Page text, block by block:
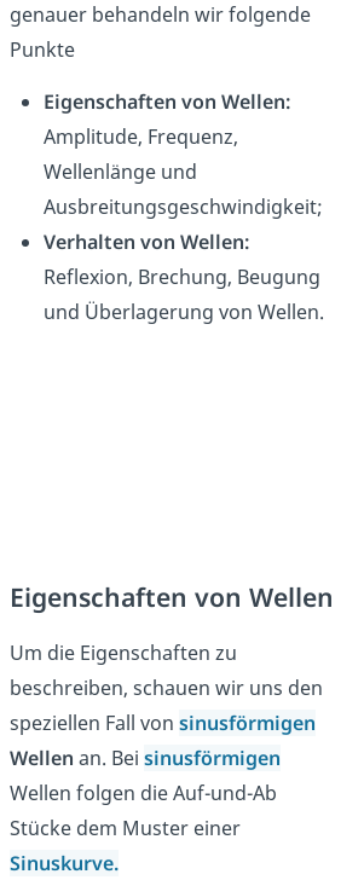
genauer behandeln wir folgende
Punkte
Eigenschaften von Wellen:
Amplitude, Frequenz,
Wellenlänge und
Ausbreitungsgeschwindigkeit;
Verhalten von Wellen:
Reflexion, Brechung, Beugung
und Überlagerung von Wellen.
Eigenschaften von Wellen
Um die Eigenschaften zu
beschreiben, schauen wir uns den
speziellen Fall vonsinusförmigen
Wellen an. Beisinusförmigen
Wellen folgen die Auf-und-Ab
Stücke dem Muster einer
Sinuskurve.